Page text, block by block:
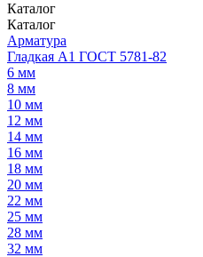
Каталог
Каталог
Арматура
Гладкая А1 ГОСТ 5781-82
6 мм
8 мм
10 мм
12 мм
14 мм
16 мм
18 мм
20 мм
22 мм
25 мм
28 мм
32 мм